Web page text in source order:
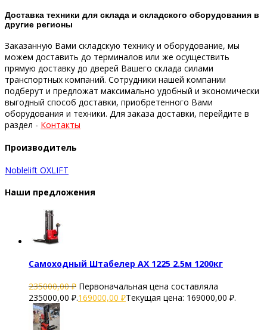
Доставка техники для склада и складского оборудования в
другие регионы
Заказанную Вами складскую технику и оборудование, мы
можем доставить до терминалов или же осуществить
прямую доставку до дверей Вашего склада силами
транспортных компаний. Сотрудники нашей компании
подберут и предложат максимально удобный и экономически
выгодный способ доставки, приобретенного Вами
оборудования и техники. Для заказа доставки, перейдите в
раздел - Контакты
Производитель
Noblelift OXLIFT
Наши предложения
Самоходный Штабелер AX 1225 2.5м 1200кг
235000,00₽ Первоначальная цена составляла
235000,00 ₽.169000,00 ₽Текущая цена: 169000,00 ₽.